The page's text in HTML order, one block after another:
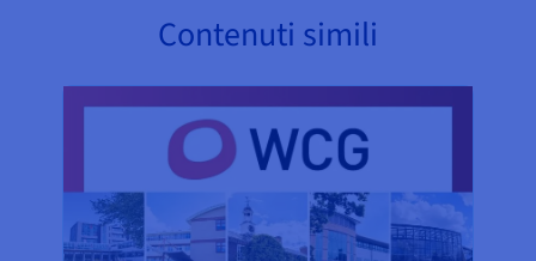
Contenuti simili